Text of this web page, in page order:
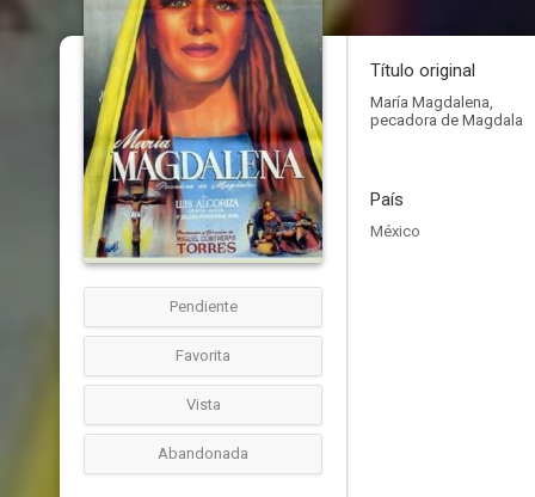
Pendiente
Favorita
Vista
Abandonada
Título original
María Magdalena,
pecadora de Magdala
País
México